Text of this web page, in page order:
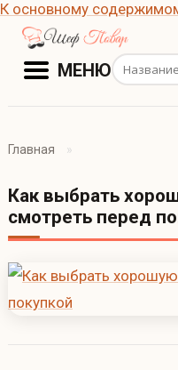
К основному
МЕНЮ Поиск
Главная
Как выбрать
смотреть перед